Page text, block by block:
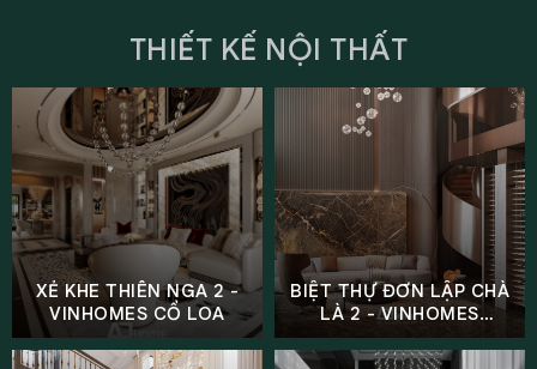
THIẾT KẾ NỘI THẤT
XẺ KHE THIÊN NGA 2 -
VINHOMES CỔ LOA
BIỆT THỰ ĐƠN LẬP CHÀ
LÀ 2 - VINHOMES
OCEAN PARK 2